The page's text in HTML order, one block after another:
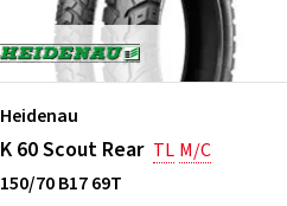
Heidenau
K 60 Scout Rear TL M/C
150/70 B17 69T